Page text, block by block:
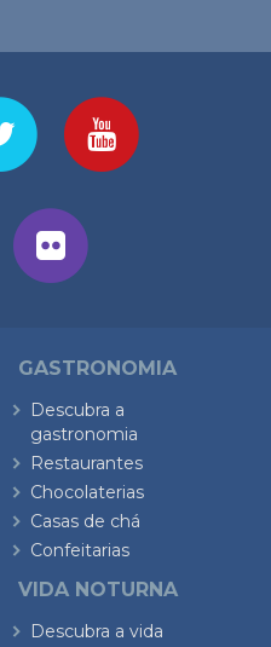
GASTRONOMIA
Descubra a
gastronomia
Restaurantes
Chocolaterias
Casas de chá
Confeitarias
VIDA NOTURNA
Descubra a vida